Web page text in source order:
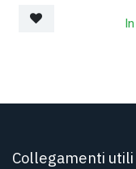
Collegamenti utili